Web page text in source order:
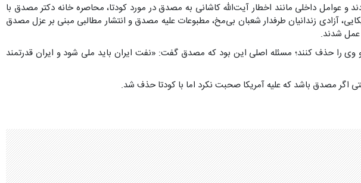
و عوامل داخلی مانند اخطار آیت‌الله کاشانی به مصدق در مورد کودتا، محاصره خانه دکتر مصدق با
آزادی زندانیان طرفدار شعبان بی‌مخ، مطبوعات علیه مصدق و انتشار مطالبی مبنی بر عزل مصدق
عمل شدند.
را حذف کنند؛ مسئله اصلی این بود که مصدق گفت: «نفت ایران باید ملی شود و ایران قدرتمند
اگر مصدق باشد که علیه آمریکا صحبت نکرد اما با کودتا حذف شد.